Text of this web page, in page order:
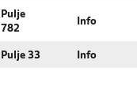
Pulje
782
Info
Pulje 33 Info